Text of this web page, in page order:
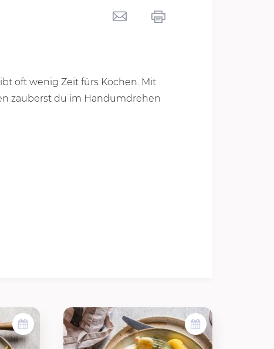
oft wenig Zeit fürs Kochen. Mit
zauberst du im Handumdrehen